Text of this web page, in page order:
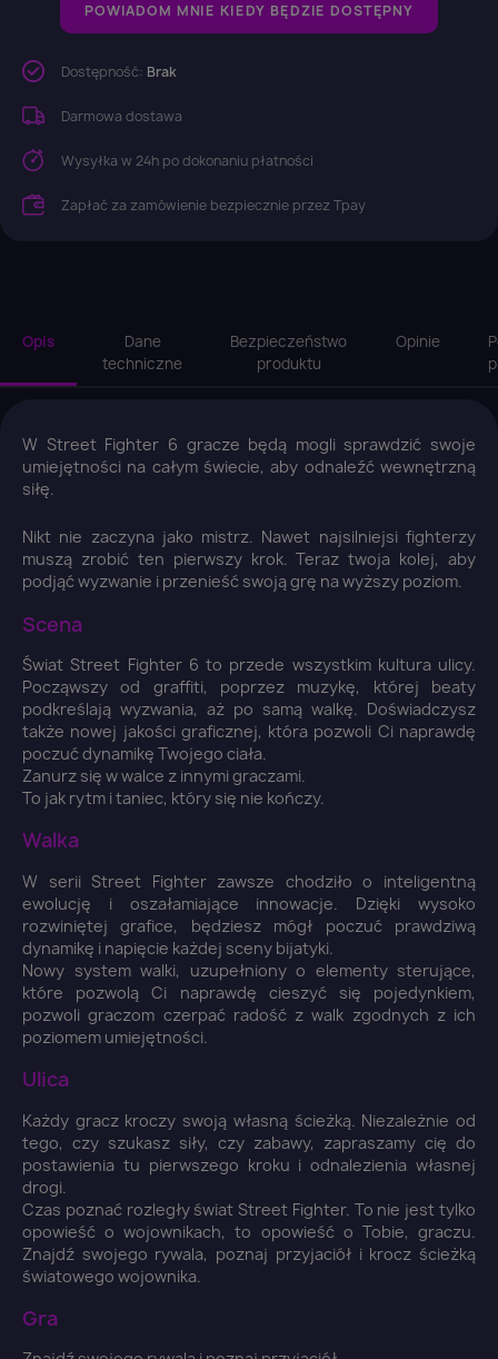
POWIADOM MNIE KIEDY BĘDZIE DOSTĘPNY
Dostępność: Brak
Darmowa dostawa
Wysyłka w 24h po dokonaniu płatności
Zapłać za zamówienie bezpiecznie przez Tpay
Opis
Dane
techniczne
Bezpieczeństwo
produktu
Opinie
W Street Fighter 6 gracze będą mogli sprawdzić swoje
umiejętności na całym świecie, aby odnaleźć wewnętrzną
siłę.
Nikt nie zaczyna jako mistrz. Nawet najsilniejsi fighterzy
muszą zrobić ten pierwszy krok. Teraz twoja kolej, aby
podjąć wyzwanie i przenieść swoją grę na wyższy poziom.
Scena
Świat Street Fighter 6 to przede wszystkim kultura ulicy.
Począwszy od graffiti, poprzez muzykę, której beaty
podkreślają wyzwania, aż po samą walkę. Doświadczysz
także nowej jakości graficznej, która pozwoli Ci naprawdę
poczuć dynamikę Twojego ciała.
Zanurz się w walce z innymi graczami.
To jak rytm i taniec, który się nie kończy.
Walka
W serii Street Fighter zawsze chodziło o inteligentną
ewolucję i oszałamiające innowacje. Dzięki wysoko
rozwiniętej grafice, będziesz mógł poczuć prawdziwą
dynamikę i napięcie każdej sceny bijatyki.
Nowy system walki, uzupełniony o elementy sterujące,
które pozwolą Ci naprawdę cieszyć się pojedynkiem,
pozwoli graczom czerpać radość z walk zgodnych z ich
poziomem umiejętności.
Ulica
Każdy gracz kroczy swoją własną ścieżką. Niezależnie od
tego, czy szukasz siły, czy zabawy, zapraszamy cię do
postawienia tu pierwszego kroku i odnalezienia własnej
drogi.
Czas poznać rozległy świat Street Fighter. To nie jest tylko
opowieść o wojownikach, to opowieść o Tobie, graczu.
Znajdź swojego rywala, poznaj przyjaciół i krocz ścieżką
światowego wojownika.
Gra